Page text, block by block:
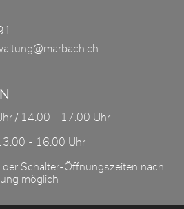
/ 14.00 - 17.00 Uhr
- 16.00 Uhr
der Schalter-Öffnungszeiten nach
möglich